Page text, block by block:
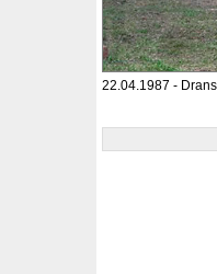
22.04.1987 -